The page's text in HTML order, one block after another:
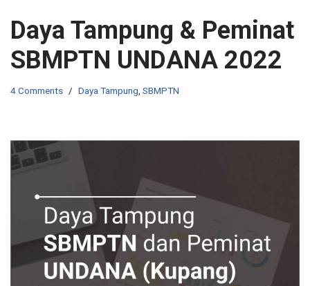
Daya Tampung & Peminat
SBMPTN UNDANA 2022
4 Comments Daya Tampung SBMPTN